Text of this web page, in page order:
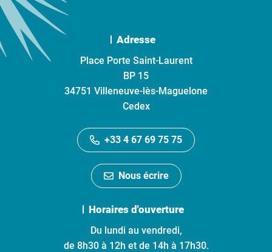
Adresse
Place Porte Saint-Laurent
BP 15
34751 Villeneuve-lès-Maguelone
Cedex
+33 4 67 69 75 75
Nous écrire
Horaires d'ouverture
Du lundi au vendredi,
de 8h30 à 12h et de 14h à 17h30.